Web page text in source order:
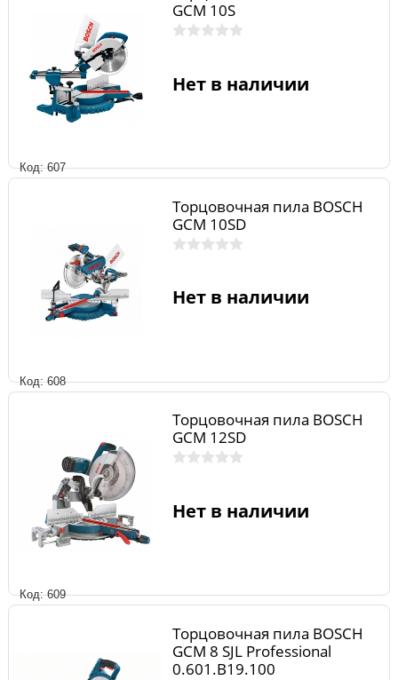
Код: 607
GCM 10S
Нет в наличии
Код: 608
Торцовочная пила BOSCH
GCM 10SD
Нет в наличии
Код: 609
Торцовочная пила BOSCH
GCM 12SD
Нет в наличии
Торцовочная пила BOSCH
GCM 8 SJL Professional
0.601.B19.100